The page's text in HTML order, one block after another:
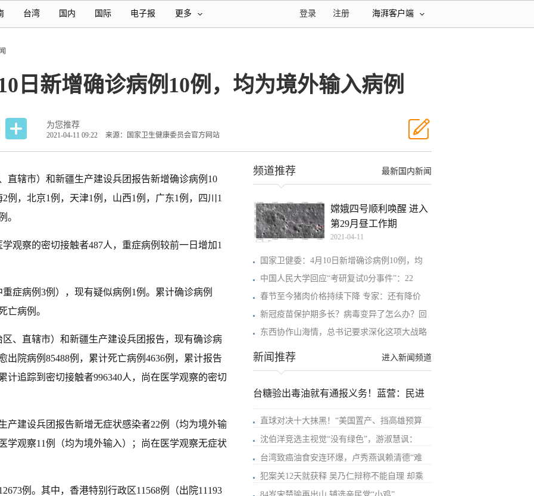
台湾 国内 国际 电子报 更多 海湃客户端
注册
登录
日新增确诊病例10例，均为境外输入病例
为您推荐
2021-04-11 09:22 来源：国家卫生健康委员会官方网站
直辖市）和新疆生产建设兵团报告新增确诊病例10
例，北京1例，天津1例，山西1例，广东1例，四川1
。
学观察的密切接触者487人，重症病例较前一日增加1
重症病例3例），现有疑似病例1例。累计确诊病例
亡病例。
区、直辖市）和新疆生产建设兵团报告，现有确诊病
出院病例85488例，累计死亡病例4636例，累计报告
计追踪到密切接触者996340人，尚在医学观察的密切
产建设兵团报告新增无症状感染者22例（均为境外输
学观察11例（均为境外输入）；尚在医学观察无症状
例。其中，香港特别行政区11568例（出院11193
最新国内新闻
频道推荐
嫦娥四号顺利唤醒 进入
第29月昼工作期
2021-04-11
国家卫健委：4月10日新增确诊病例10例，均
中国人民大学回应“考研复试0分事件”：22
春节至今猪肉价格持续下降 专家：还有降价
新冠疫苗保护期多长？病毒变异了怎么办？回
东西协作山海情，总书记要求深化这项大战略
进入新闻频道
新闻推荐
台糖验出毒油就有通报义务！蓝营：民进
直球对决十大抹黑！“美国置产、挡高雄预算
沈伯洋竞选主视觉“没有绿色”，游淑慧讽：
台湾致癌油食安连环爆，卢秀燕讽赖清德“难
犯案关12天就获释 吴乃仁辩称不能自理 却乘